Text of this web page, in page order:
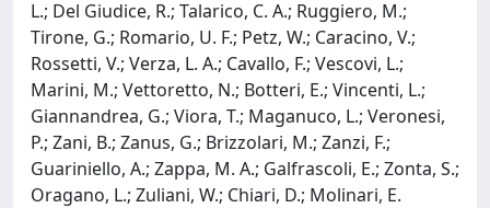
L.; Del Giudice, R.; Talarico, C. A.; Ruggiero, M.;
Tirone, G.; Romario, U. F.; Petz, W.; Caracino, V.;
Rossetti, V.; Verza, L. A.; Cavallo, F.; Vescovi, L.;
Marini, M.; Vettoretto, N.; Botteri, E.; Vincenti, L.;
Giannandrea, G.; Viora, T.; Maganuco, L.; Veronesi,
P.; Zani, B.; Zanus, G.; Brizzolari, M.; Zanzi, F.;
Guariniello, A.; Zappa, M. A.; Galfrascoli, E.; Zonta, S.;
Oragano, L.; Zuliani, W.; Chiari, D.; Molinari, E.